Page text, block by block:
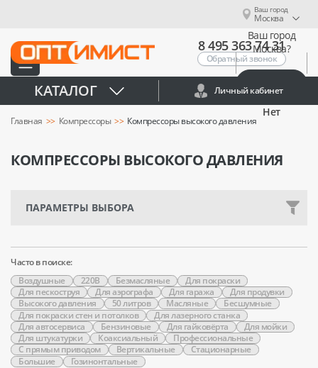
Ваш город
Москва
Ваш город
Москва?
Нет
8 495 363 74 31
Обратный звонок
КАТАЛОГ Личный кабинет
Главная Компрессоры Компрессоры высокого давления
КОМПРЕССОРЫ ВЫСОКОГО ДАВЛЕНИЯ
ПАРАМЕТРЫ ВЫБОРА
Часто в поиске:
Воздушные
220В Безмасляные
Для покраски
Для пескоструя
Для аэрографа Для гаража
Для продувки
Высокого давления
50 литров Масляные
Бесшумные
Для покраски стен и потолков
Для лазерного станка
Для автосервиса
Бензиновые Для гайковёрта
Для мойки
Для штукатурки
Коаксиальный
Профессиональные
С прямым приводом
Вертикальные
Стационарные
Большие
Гозинонтальные